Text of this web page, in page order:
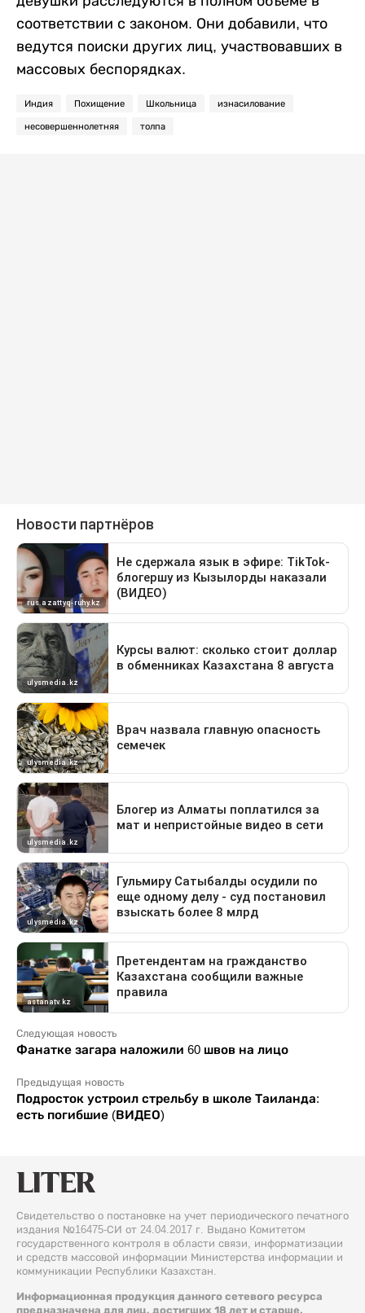
соответствии с законом. Они добавили, что
ведутся поиски других лиц, участвовавших в
массовых беспорядках.
Индия Похищение Школьница изнасилование
несовершеннолетняя толпа
Следующая новость
Фанатке загара наложили 60 швов на лицо
Предыдущая новость
Подросток устроил стрельбу в школе Таиланда:
есть погибшие (ВИДЕО)
Свидетельство о постановке на учет периодического печатного
издания №16475-СИ от 24.04.2017 г. Выдано Комитетом
государственного контроля в области связи, информатизации
и средств массовой информации Министерства информации и
коммуникации Республики Казахстан.
Информационная продукция данного сетевого ресурса
предназначена для лиц, достигших 18 лет и старше.